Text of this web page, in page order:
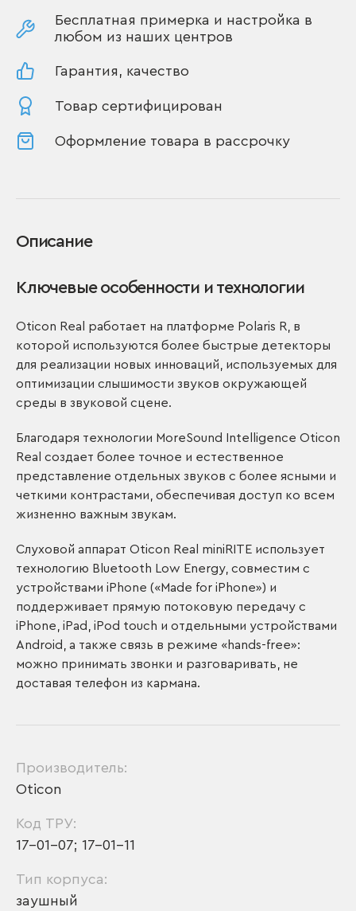
Бесплатная примерка и настройка в
любом из наших центров
Гарантия, качество
Товар сертифицирован
Оформление товара в рассрочку
Описание
Ключевые особенности и технологии
Oticon Real работает на платформе Polaris R, в
которой используются более быстрые детекторы
для реализации новых инноваций, используемых для
оптимизации слышимости звуков окружающей
среды в звуковой сцене.
Благодаря технологии MoreSound Intelligence Oticon
Real создает более точное и естественное
представление отдельных звуков с более ясными и
четкими контрастами, обеспечивая доступ ко всем
жизненно важным звукам.
Слуховой аппарат Oticon Real miniRITE использует
технологию Bluetooth Low Energy, совместим с
устройствами iPhone («Made for iPhone») и
поддерживает прямую потоковую передачу с
iPhone, iPad, iPod touch и отдельными устройствами
Android, а также связь в режиме «hands-free»:
можно принимать звонки и разговаривать, не
доставая телефон из кармана.
Производитель:
Oticon
Код ТРУ:
17-01-07; 17-01-11
Тип корпуса:
заушный